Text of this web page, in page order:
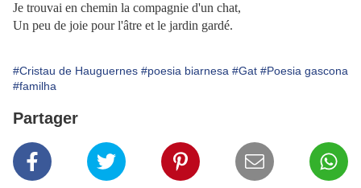
Je trouvai en chemin la compagnie d'un chat,
Un peu de joie pour l'âtre et le jardin gardé.
#Cristau de Hauguernes #poesia biarnesa #Gat #Poesia gascona
#familha
Partager